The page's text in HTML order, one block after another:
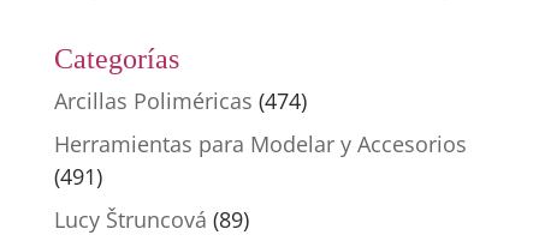
Categorías
Arcillas Poliméricas (474)
Herramientas para Modelar y Accesorios
(491)
Lucy Štruncová (89)